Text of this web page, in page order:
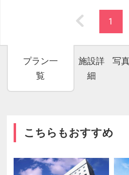
1
プラン一
覧
施設詳
細
写
こちらもおすすめ